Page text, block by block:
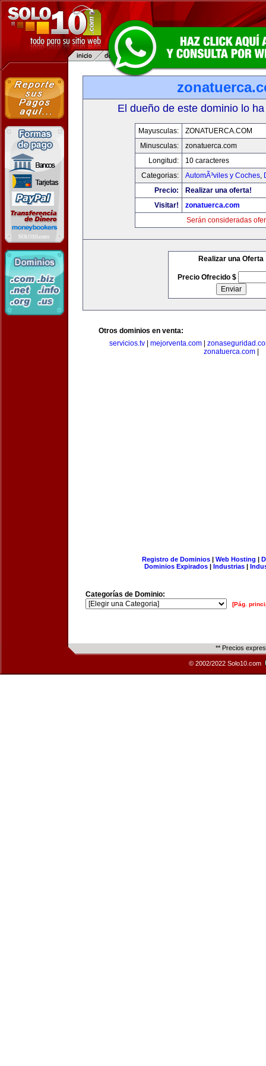
El dueño de este dominio lo
Mayusculas:
ZONATUERCA.COM
Minusculas:
zonatuerca.com
Longitud:
10 caracteres
Categorias:
AutomÃ³viles y Coches,
Precio:
Realizar una oferta!
Visitar!
zonatuerca.com
Serán consideradas
Realizar una Oferta
Precio Ofrecido $
Otros dominios en venta:
servicios.tv| mejorventa.com|
zonatuerca.com|
Registro de Dominios| Web Hosting |
Dominios Expirados | Industrias |
Categorías de Dominio:
[Pág.
** Precios
© 2002/2022 Solo10.com